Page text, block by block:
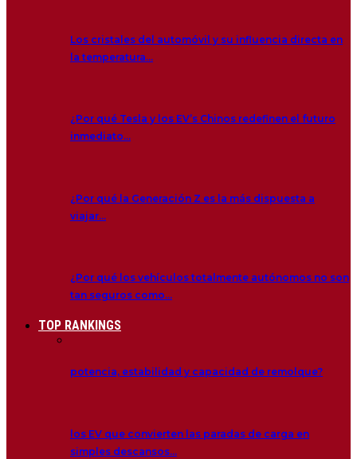
Los cristales del automóvil y su influencia directa en
la temperatura…
¿Por qué Tesla y los EV’s Chinos redefinen el futuro
inmediato…
¿Por qué la Generación Z es la más dispuesta a
viajar…
¿Por qué los vehículos totalmente autónomos no son
tan seguros como…
TOP RANKINGS
potencia, estabilidad y capacidad de remolque?
los EV que convierten las paradas de carga en
simples descansos…